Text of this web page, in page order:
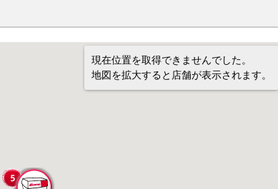
現在位置を取得できませんでした。
地図を拡大すると店舗が表示されます。